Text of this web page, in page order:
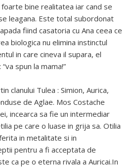
bine realitatea iar cand se
leagana. Este total subordonat
fiind casatoria cu Ana ceea ce
biologica nu elimina instinctul
in care cineva il supara, el
spun la mama!”
clanului Tulea : Simion, Aurica,
de Aglae. Mos Costache
incearca sa fie un intermediar
pe care o luase in grija sa. Otilia
in metalitate si in
pentru a fi acceptata de
ca pe o eterna rivala a Auricai.In